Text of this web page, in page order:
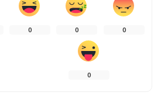
0 0 0
0